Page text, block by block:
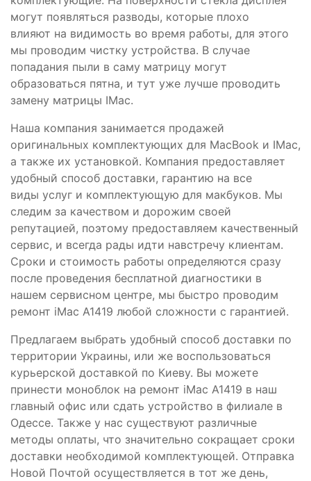
могут появляться разводы, которые плохо
влияют на видимость во время работы, для этого
мы проводим чистку устройства. В случае
попадания пыли в саму матрицу могут
образоваться пятна, и тут уже лучше проводить
замену матрицы IMac.
Наша компания занимается продажей
оригинальных комплектующих для MacBook и IMac,
а также их установкой. Компания предоставляет
удобный способ доставки, гарантию на все
виды услуг и комплектующую для макбуков. Мы
следим за качеством и дорожим своей
репутацией, поэтому предоставляем качественный
сервис, и всегда рады идти навстречу клиентам.
Сроки и стоимость работы определяются сразу
после проведения бесплатной диагностики в
нашем сервисном центре, мы быстро проводим
ремонт iMac A1419 любой сложности с гарантией.
Предлагаем выбрать удобный способ доставки по
территории Украины, или же воспользоваться
курьерской доставкой по Киеву. Вы можете
принести моноблок на ремонт iMac A1419 в наш
главный офис или сдать устройство в филиале в
Одессе. Также у нас существуют различные
методы оплаты, что значительно сокращает сроки
доставки необходимой комплектующей. Отправка
Новой Почтой осуществляется в тот же день,